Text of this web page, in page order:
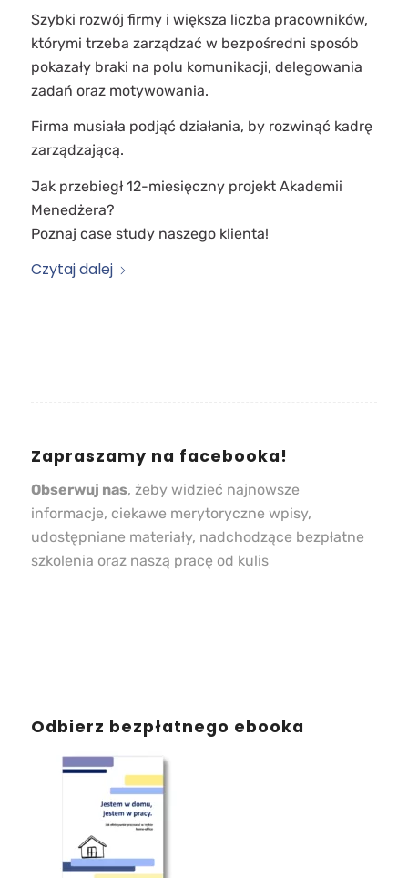
Szybki rozwój firmy i większa liczba pracowników,
którymi trzeba zarządzać w bezpośredni sposób
pokazały braki na polu komunikacji, delegowania
zadań oraz motywowania.
Firma musiała podjąć działania, by rozwinąć kadrę
zarządzającą.
Jak przebiegł 12-miesięczny projekt Akademii
Menedżera?
Poznaj case study naszego klienta!
Czytaj dalej
Zapraszamy na facebooka!
Obserwuj nas, żeby widzieć najnowsze
informacje, ciekawe merytoryczne wpisy,
udostępniane materiały, nadchodzące bezpłatne
szkolenia oraz naszą pracę od kulis
Odbierz bezpłatnego ebooka